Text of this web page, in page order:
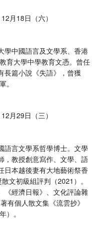
月18日（六）
學中國語言及文學系、香港
育大學中學教育文憑。曾任
長篇小說《失語》，曾獲
。
月29日（三）
語言文學系哲學博士。文學
，教授創意寫作、文學、語
日本越後妻有大地藝術祭香
文初級組評判（2021）。
《經濟日報》、文化評論雜
有個人散文集《流雲抄》
）。